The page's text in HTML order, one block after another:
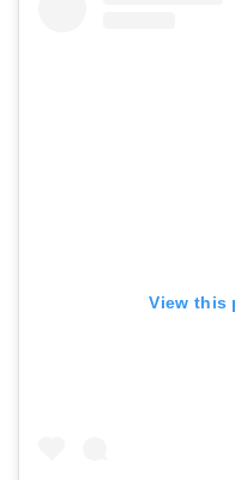
View this